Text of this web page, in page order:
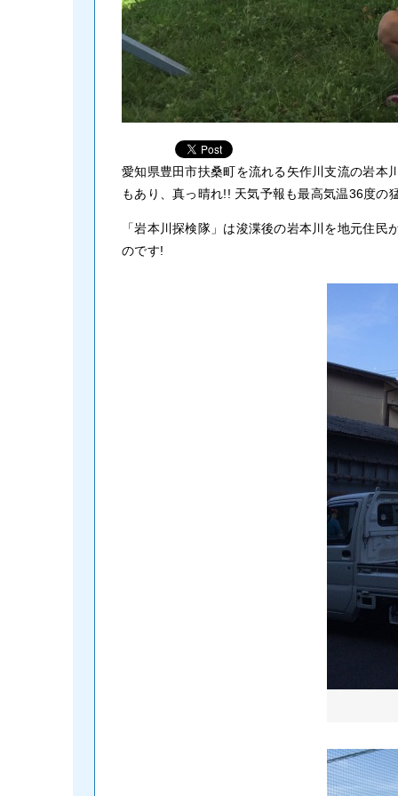
愛知県豊田市扶桑町を流れる矢作川支流の岩
もあり、真っ晴れ!! 天気予報も最高気温36度の
「岩本川探検隊」は浚渫後の岩本川を地元住
のです!